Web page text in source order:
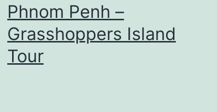
Phnom Penh –
Grasshoppers Island
Tour